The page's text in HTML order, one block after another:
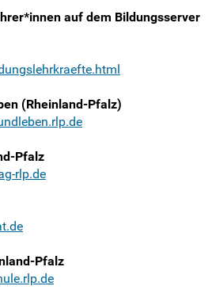
auf dem Bildungsserver
(Rheinland-Pfalz)
Pfalz
rlp.de
Pfalz